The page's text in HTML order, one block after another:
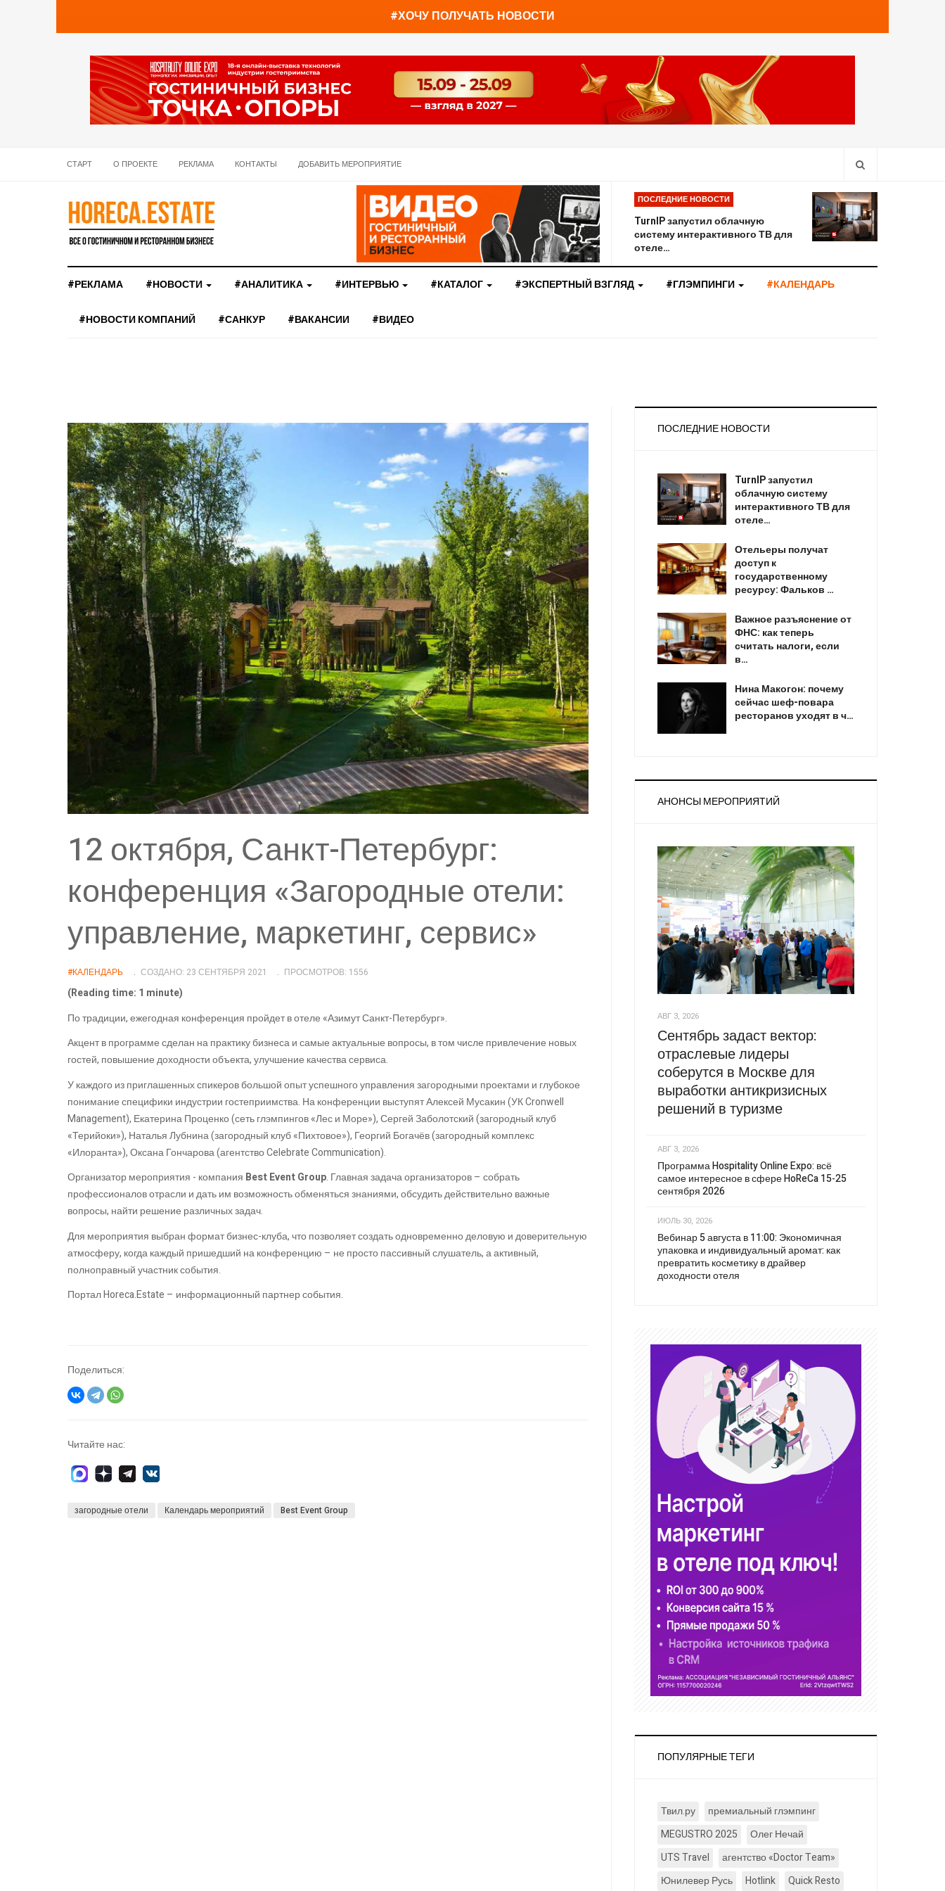
#ХОЧУ ПОЛУЧАТЬ НОВОСТИ
СТАРТ О ПРОЕКТЕ РЕКЛАМА КОНТАКТЫ ДОБАВИТЬ МЕРОПРИЯТИЕ
ПОСЛЕДНИЕ НОВОСТИ
TurnIP запустил облачную
систему интерактивного ТВ для
отеле…
#РЕКЛАМА #НОВОСТИ #АНАЛИТИКА #ИНТЕРВЬЮ #КАТАЛОГ #ЭКСПЕРТНЫЙ ВЗГЛЯД #ГЛЭМПИНГИ #КАЛЕНДАРЬ
#НОВОСТИ КОМПАНИЙ #САНКУР #ВАКАНСИИ #ВИДЕО
12 октября, Санкт-Петербург:
конференция «Загородные отели:
управление, маркетинг, сервис»
#КАЛЕНДАРЬ СОЗДАНО: 23 СЕНТЯБРЯ 2021 ПРОСМОТРОВ: 1556
(Reading time: 1 minute)
По традиции, ежегодная конференция пройдет в отеле «Азимут Санкт-Петербург».
Акцент в программе сделан на практику бизнеса и самые актуальные вопросы, в том числе привлечение новых
гостей, повышение доходности объекта, улучшение качества сервиса.
У каждого из приглашенных спикеров большой опыт успешного управления загородными проектами и глубокое
понимание специфики индустрии гостеприимства. На конференции выступят Алексей Мусакин (УК Cronwell
Management), Екатерина Проценко (сеть глэмпингов «Лес и Море»), Сергей Заболотский (загородный клуб
«Терийоки»), Наталья Лубнина (загородный клуб «Пихтовое»), Георгий Богачёв (загородный комплекс
«Илоранта»), Оксана Гончарова (агентство Celebrate Communication).
Организатор мероприятия - компания Best Event Group. Главная задача организаторов – собрать
профессионалов отрасли и дать им возможность обменяться знаниями, обсудить действительно важные
вопросы, найти решение различных задач.
Для мероприятия выбран формат бизнес-клуба, что позволяет создать одновременно деловую и доверительную
атмосферу, когда каждый пришедший на конференцию – не просто пассивный слушатель, а активный,
полноправный участник события.
Портал Horeca.Estate – информационный партнер события.
Поделиться:
Читайте нас:
загородные отели Календарь мероприятий Best Event Group
ПОСЛЕДНИЕ НОВОСТИ
TurnIP запустил
облачную систему
интерактивного ТВ для
отеле…
Отельеры получат
доступ к
государственному
ресурсу: Фальков …
Важное разъяснение от
ФНС: как теперь
считать налоги, если
в…
Нина Макогон: почему
сейчас шеф-повара
ресторанов уходят в ч…
АНОНСЫ МЕРОПРИЯТИЙ
АВГ 3, 2026
Сентябрь задаст вектор:
отраслевые лидеры
соберутся в Москве для
выработки антикризисных
решений в туризме
АВГ 3, 2026
Программа Hospitality Online Expo: всё
самое интересное в сфере HoReCa 15-25
сентября 2026
ИЮЛЬ 30, 2026
Вебинар 5 августа в 11:00: Экономичная
упаковка и индивидуальный аромат: как
превратить косметику в драйвер
доходности отеля
ПОПУЛЯРНЫЕ ТЕГИ
Твил.ру
премиальный глэмпинг
MEGUSTRO 2025
Олег Нечай
UTS Travel
агентство «Doctor Team»
Юнилевер Русь
Hotlink
Quick Resto